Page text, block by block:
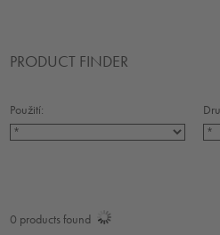
PRODUCT FINDER
Použití:
0 products found